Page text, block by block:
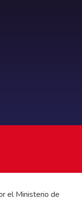
el Ministerio de